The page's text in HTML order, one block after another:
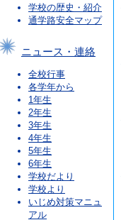
学校の歴史・紹介
通学路安全マップ
ニュース・連絡
全校行事
各学年から
1年生
2年生
3年生
4年生
5年生
6年生
学校だより
学校より
いじめ対策マニュ
アル